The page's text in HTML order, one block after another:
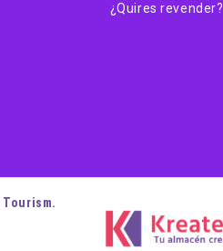
¿Quires revender?